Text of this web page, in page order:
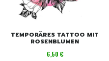
TEMPORÄRES TATTOO MIT
ROSENBLUMEN
Preis
6,50 €